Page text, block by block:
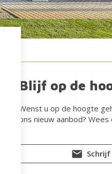
Blijf op de
Wenst u op de hoogte
ons nieuw aanbod?